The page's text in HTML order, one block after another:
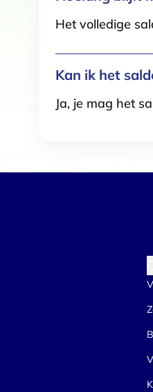
Het volledige
Kan ik het
Ja, je mag het